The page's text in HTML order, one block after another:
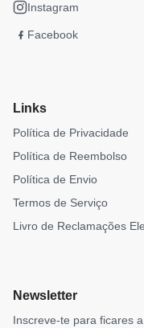
Instagram
Facebook
Links
Política de Privacidade
Política de Reembolso
Política de Envio
Termos de Serviço
Livro de Reclamações
Newsletter
Inscreve-te para ficares